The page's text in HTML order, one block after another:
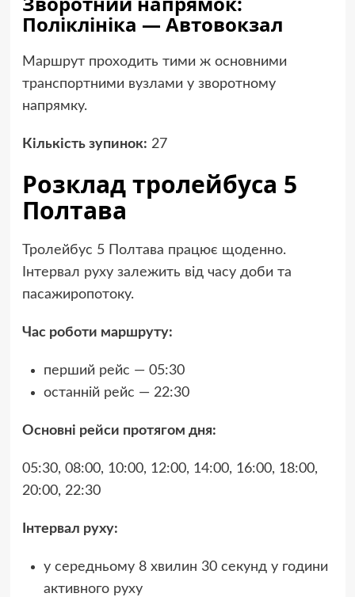
Поліклініка — Автовокзал
Маршрут проходить тими ж основними
транспортними вузлами у зворотному
напрямку.
Кількість зупинок: 27
Розклад тролейбуса 5
Полтава
Тролейбус 5 Полтава працює щоденно.
Інтервал руху залежить від часу доби та
пасажиропотоку.
Час роботи маршруту:
перший рейс — 05:30
останній рейс — 22:30
Основні рейси протягом дня:
05:30, 08:00, 10:00, 12:00, 14:00, 16:00, 18:00,
20:00, 22:30
Інтервал руху:
у середньому 8 хвилин 30 секунд у години
активного руху